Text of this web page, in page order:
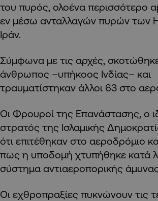
του πυρός, ολοένα περισσότερο
εν μέσω ανταλλαγών πυρών των
Ιράν.
Σύμφωνα με τις αρχές,
άνθρωπος –υπήκοος Ινδίας– και
τραυματίστηκαν άλλοι 63 στο
Οι Φρουροί της Επανάστασης, ο
στρατός της Ισλαμικής
ότι επιτέθηκαν στο αεροδρόμιο
πως η υποδομή χτυπήθηκε κατά
σύστημα αντιαεροπορικής
Οι εχθροπραξίες πυκνώνουν τις